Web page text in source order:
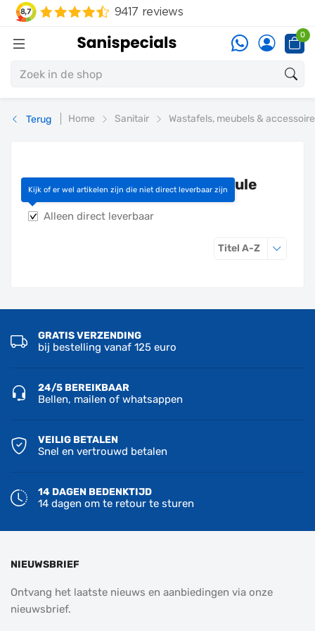
0
Terug Home Sanitair Wastafels, meubels &
Aan/afvoerset wastafelmodule
Kijk of er wel artikelen zijn die niet direct leverbaar zijn
Alleen direct leverbaar
Titel A-ZSorteren op
GRATIS VERZENDING
bij bestelling vanaf 125 euro
24/5 BEREIKBAAR
Bellen, mailen of whatsappen
VEILIG BETALEN
Snel en vertrouwd betalen
14 DAGEN BEDENKTIJD
14 dagen om te retour te sturen
NIEUWSBRIEF
Ontvang het laatste nieuws en aanbiedingen via onze
nieuwsbrief.